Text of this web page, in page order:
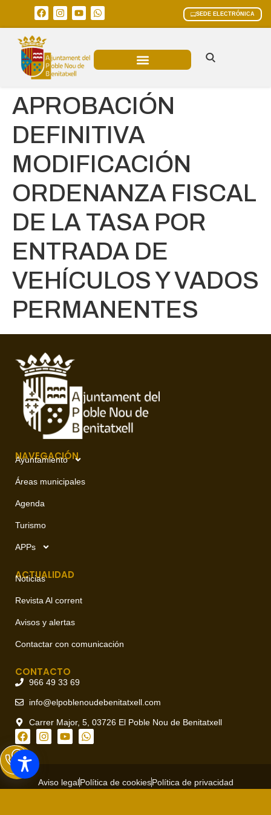
SEDE ELECTRÓNICA
APROBACIÓN
DEFINITIVA
MODIFICACIÓN
ORDENANZA FISCAL
DE LA TASA POR
ENTRADA DE
VEHÍCULOS Y VADOS
PERMANENTES
NAVEGACIÓN
Ayuntamiento
Áreas municipales
Agenda
Turismo
APPs
ACTUALIDAD
Noticias
Revista Al corrent
Avisos y alertas
Contactar con comunicación
CONTACTO
966 49 33 69
info@elpoblenoudebenitatxell.com
Carrer Major, 5, 03726 El Poble Nou de Benitatxell
Aviso legalPolítica de cookiesPolítica de privacidad